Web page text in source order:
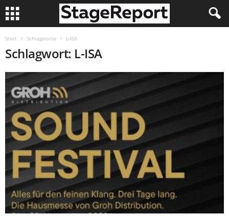
Start Schlagworte L-ISA
Schlagwort: L-ISA